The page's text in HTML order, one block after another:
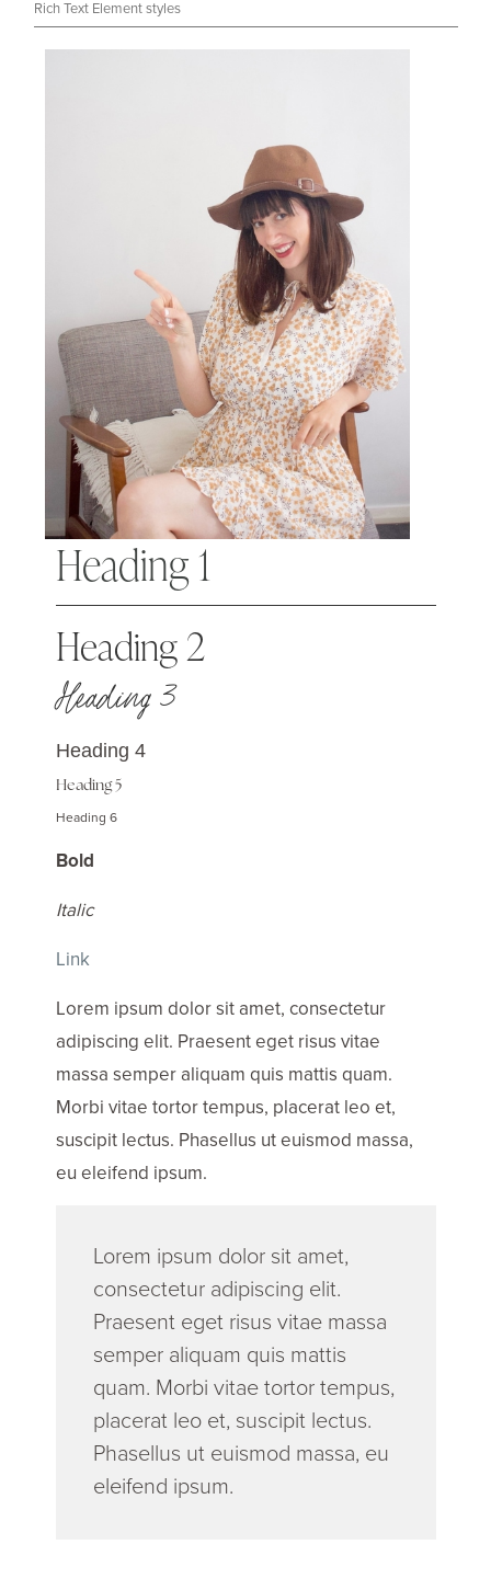
Rich Text Element styles
Heading 1
Heading 2
Heading 3
Heading 4
Heading 5
Heading 6
Bold
Italic
Link
Lorem ipsum dolor sit amet, consectetur
adipiscing elit. Praesent eget risus vitae
massa semper aliquam quis mattis quam.
Morbi vitae tortor tempus, placerat leo et,
suscipit lectus. Phasellus ut euismod massa,
eu eleifend ipsum.
Lorem ipsum dolor sit amet,
consectetur adipiscing elit.
Praesent eget risus vitae massa
semper aliquam quis mattis
quam. Morbi vitae tortor tempus,
placerat leo et, suscipit lectus.
Phasellus ut euismod massa, eu
eleifend ipsum.